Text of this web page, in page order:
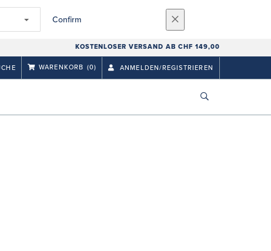
Confirm
KOSTENLOSER VERSAND AB CHF 149,00
WARENKORB (0) ANMELDEN/REGISTRIEREN